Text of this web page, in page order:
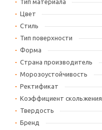
Цвет
Стиль
Тип поверхности
Форма
Страна производитель
Морозоустойчивость
Ректификат
Коэффициент скольжения
Твердость
Бренд